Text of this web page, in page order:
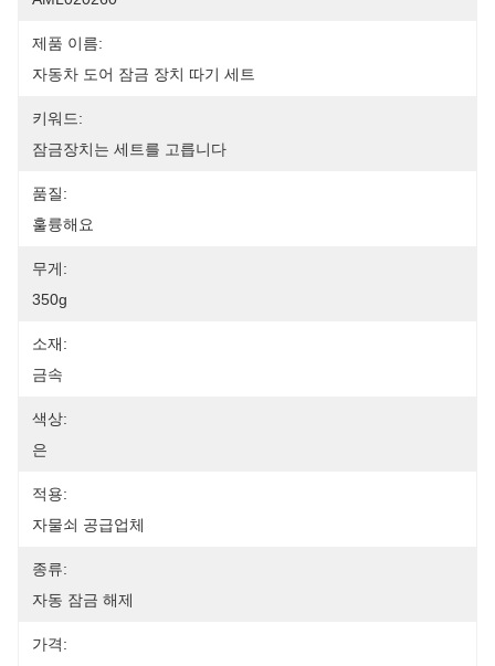
제품 이름:
자동차 도어 잠금 장치 따기 세트
키워드:
잠금장치는 세트를 고릅니다
품질:
훌륭해요
무게:
350g
소재:
금속
색상:
은
적용:
자물쇠 공급업체
종류:
자동 잠금 해제
가격: